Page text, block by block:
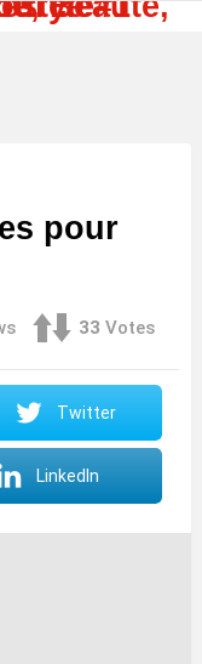
pour
33 Votes
Twitter
LinkedIn